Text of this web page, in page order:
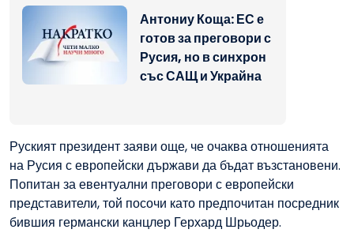
Антониу Коща: ЕС е
готов за преговори с
Русия, но в синхрон
със САЩ и Украйна
Руският президент заяви още, че очаква отношенията
на Русия с европейски държави да бъдат възстановени.
Попитан за евентуални преговори с европейски
представители, той посочи като предпочитан посредник
бившия германски канцлер Герхард Шрьодер.